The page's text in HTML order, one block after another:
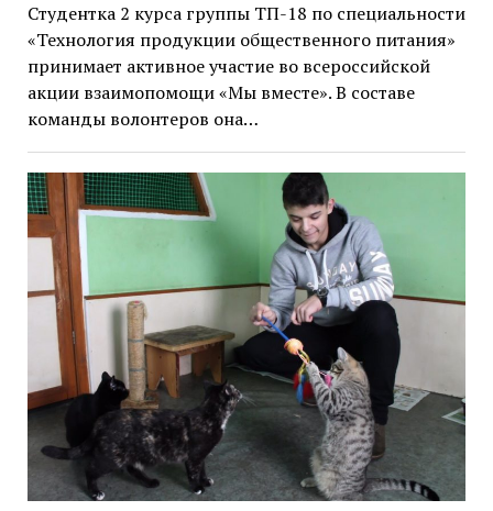
Студентка 2 курса группы ТП-18 по специальности
«Технология продукции общественного питания»
принимает активное участие во всероссийской
акции взаимопомощи «Мы вместе». В составе
команды волонтеров она…